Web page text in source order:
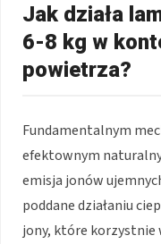
Jak działa
6-8 kg w
powietrza?
Fundamentalnym
efektownym
emisja jonów
poddane działaniu
jony, które korzystnie